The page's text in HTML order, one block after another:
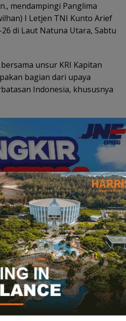
mendampingi Panglima
I Letjen TNI Kunto Arief
di Laut Natuna Utara, Sabtu
unsur KRI Kapitan
bagian dari upaya
Indonesia, khususnya
Kebutuhan
Tenaga
Konjen RI Johor
Dukung Penuh Family
Rally Wisata dan
International Soccer